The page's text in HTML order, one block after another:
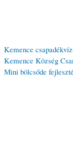
Kemence
Kemence Község
Mini bölcsőde